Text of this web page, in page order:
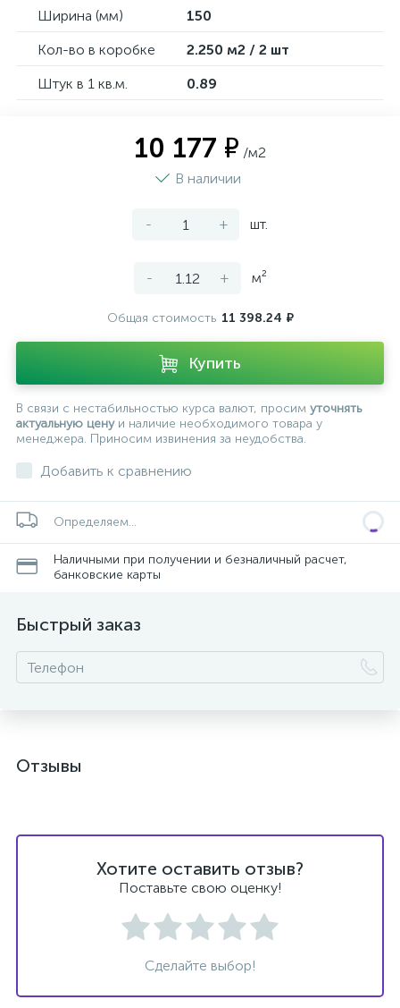
Ширина (мм)
150
Кол-во в коробке
2.250 м2 / 2 шт
Штук в 1 кв.м.
0.89
10 177 ₽ /м2
В наличии
- + шт.
- + м²
Общая стоимость 11 398.24 ₽
Купить
В связи с нестабильностью курса валют, просим уточнять
актуальную ценуи наличие необходимого товара у
менеджера. Приносим извинения за неудобства.
Добавить к сравнению
Определяем...
Наличными при получении и безналичный расчет,
банковские карты
Быстрый заказ
Отзывы
Хотите оставить отзыв?
Поставьте свою оценку!
Сделайте выбор!